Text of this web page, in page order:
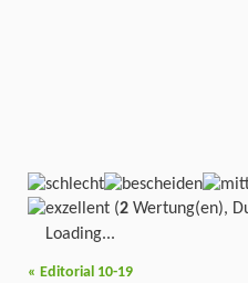
(2 Wertung(en),
Loading...
« Editorial 10-19